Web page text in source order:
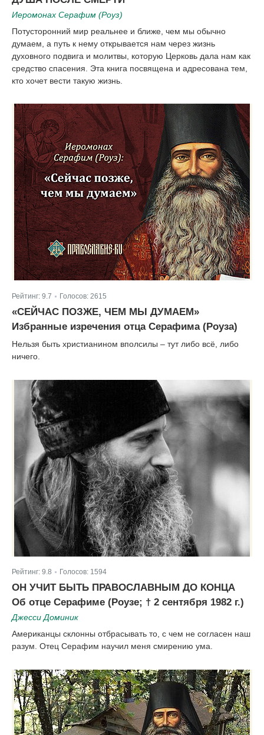
Иеромонах Серафим (Роуз)
Потусторонний мир реальнее и ближе, чем мы обычно
думаем, а путь к нему открывается нам через жизнь
духовного подвига и молитвы, которую Церковь дала нам как
средство спасения. Эта книга посвящена и адресована тем,
кто хочет вести такую жизнь.
Рейтинг: 9.7 Голосов: 2615
«СЕЙЧАС ПОЗЖЕ, ЧЕМ МЫ ДУМАЕМ»
Избранные изречения отца Серафима (Роуза)
Нельзя быть христианином вполсилы – тут либо всё, либо
ничего.
Рейтинг: 9.8 Голосов: 1594
ОН УЧИТ БЫТЬ ПРАВОСЛАВНЫМ ДО КОНЦА
Об отце Серафиме (Роузе; † 2 сентября 1982 г.)
Джесси Доминик
Американцы склонны отбрасывать то, с чем не согласен наш
разум. Отец Серафим научил меня смирению ума.